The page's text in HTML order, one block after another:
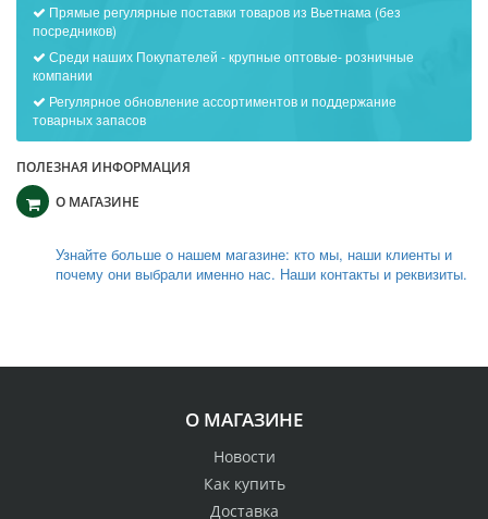
Прямые регулярные поставки товаров из Вьетнама (без
посредников)
Среди наших Покупателей - крупные оптовые- розничные
компании
Регулярное обновление ассортиментов и поддержание
товарных запасов
ПОЛЕЗНАЯ ИНФОРМАЦИЯ
О МАГАЗИНЕ
Узнайте больше о нашем магазине: кто мы, наши клиенты и
почему они выбрали именно нас. Наши контакты и реквизиты.
О МАГАЗИНЕ
Новости
Как купить
Доставка